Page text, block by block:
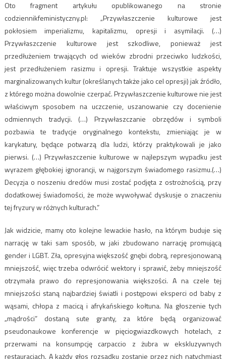
Oto fragment artykułu opublikowanego na stronie
codziennikfeministyczny.pl: „Przywłaszczenie kulturowe jest
pokłosiem imperializmu, kapitalizmu, opresji i asymilacji. (…)
Przywłaszczenie kulturowe jest szkodliwe, ponieważ jest
przedłużeniem trwających od wieków zbrodni przeciwko ludzkości,
jest przedłużeniem rasizmu i opresji. Traktuje wszystkie aspekty
marginalizowanych kultur (określanych także jako cel opresji) jak źródło,
z którego można dowolnie czerpać. Przywłaszczenie kulturowe nie jest
właściwym sposobem na uczczenie, uszanowanie czy docenienie
odmiennych tradycji. (…) Przywłaszczanie obrzędów i symboli
pozbawia te tradycje oryginalnego kontekstu, zmieniając je w
karykatury, będące potwarzą dla ludzi, którzy praktykowali je jako
pierwsi. (…) Przywłaszczenie kulturowe w najlepszym wypadku jest
wyrazem głębokiej ignorancji, w najgorszym świadomego rasizmu.(…)
Decyzja o noszeniu dredów musi zostać podjęta z ostrożnością, przy
dodatkowej świadomości, że może wywoływać dyskusje o znaczeniu
tej fryzury w różnych kulturach.”
Jak widzicie, mamy oto kolejne lewackie hasło, na którym buduje się
narrację w taki sam sposób, w jaki zbudowano narrację promującą
gender i LGBT. Zła, opresyjna większość gnębi dobrą, represjonowaną
mniejszość, więc trzeba odwrócić wektory i sprawić, żeby mniejszość
otrzymała prawo do represjonowania większości. A na czele tej
mniejszości staną najbardziej światli i postępowi eksperci od baby z
wąsami, chłopa z macicą i afrykańskiego kołtuna. Na głoszenie tych
„mądrości” dostaną sute granty, za które będą organizować
pseudonaukowe konferencje w pięciogwiazdkowych hotelach, z
przerwami na konsumpcję carpaccio z żubra w ekskluzywnych
restauracjach. A każdy głos rozsądku zostanie przez nich natychmiast